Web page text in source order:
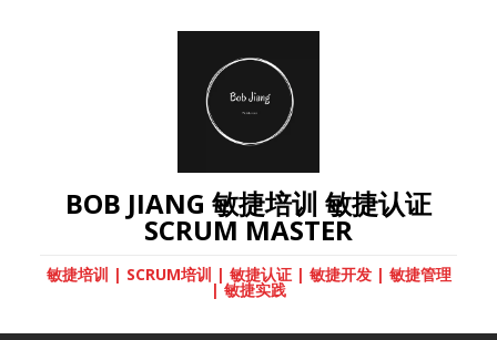
BOB JIANG 敏捷培训 敏捷认证
SCRUM MASTER
敏捷培训 | SCRUM培训 | 敏捷认证 | 敏捷开发 | 敏捷管理
| 敏捷实践